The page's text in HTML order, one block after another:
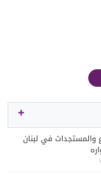
والمستجدات في لبنان